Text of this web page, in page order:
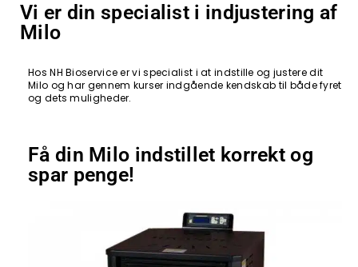
Vi er din specialist i indjustering af
Milo
Hos NH Bioservice er vi specialist i at indstille og justere dit
Milo og har gennem kurser indgående kendskab til både fyret
og dets muligheder.
Få din Milo indstillet korrekt og
spar penge!